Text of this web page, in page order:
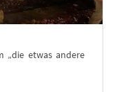
„die etwas andere